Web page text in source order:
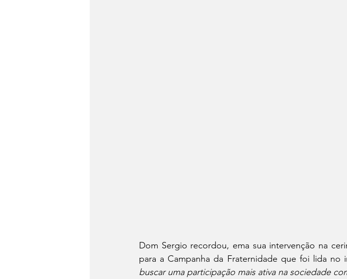
Dom Sergio recordou, ema sua intervenção na
para a Campanha da Fraternidade que foi lida no
buscar uma participação mais ativa na sociedade